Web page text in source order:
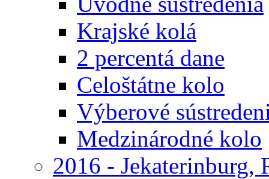
Krajské kolá
2 percentá dane
Celoštátne kolo
Výberové
Medzinárodné kolo
2016 - Jekaterinburg,